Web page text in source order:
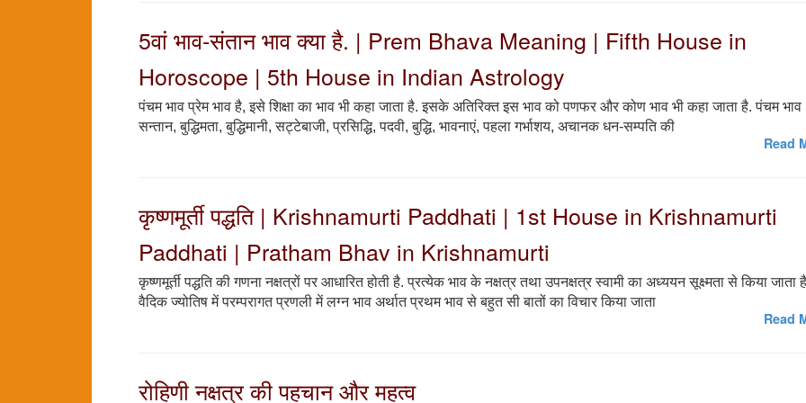
5वां भाव-संतान भाव क्या है. | Prem Bhava Meaning | Fifth House in
Horoscope | 5th House in Indian Astrology
पंचम भाव प्रेम भाव है, इसे शिक्षा का भाव भी कहा जाता है. इसके अतिरिक्त इस भाव को पणफर और कोण भाव भी कहा जाता है. पंचम भाव
सन्तान, बुद्धिमता, बुद्धिमानी, सट्टेबाजी, प्रसिद्धि, पदवी, बुद्धि, भावनाएं, पहला गर्भाशय, अचानक धन-सम्पति की
Read
कृष्णमूर्ती पद्धति | Krishnamurti Paddhati | 1st House in Krishnamurti
Paddhati | Pratham Bhav in Krishnamurti
कृष्णमूर्ती पद्धति की गणना नक्षत्रों पर आधारित होती है. प्रत्येक भाव के नक्षत्र तथा उपनक्षत्र स्वामी का अध्ययन सूक्ष्मता से किया जाता
वैदिक ज्योतिष में परम्परागत प्रणली में लग्न भाव अर्थात प्रथम भाव से बहुत सी बातों का विचार किया जाता
Read
रोहिणी नक्षत्र की पहचान और महत्व